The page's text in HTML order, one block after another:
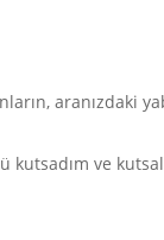
aranızdaki
kutsadım ve